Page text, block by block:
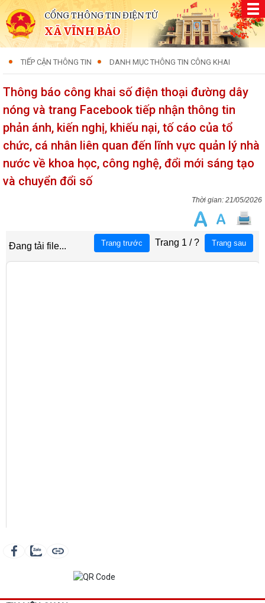
CỔNG THÔNG TIN ĐIỆN TỬ
XÃ VĨNH BẢO
TIẾP CẬN THÔNG TIN DANH MỤC THÔNG TIN CÔNG KHAI
Thông báo công khai số điện thoại đường dây
nóng và trang Facebook tiếp nhận thông tin
phản ánh, kiến nghị, khiếu nại, tố cáo của tổ
chức, cá nhân liên quan đến lĩnh vực quản lý nhà
nước về khoa học, công nghệ, đổi mới sáng tạo
và chuyển đổi số
21/05/2026